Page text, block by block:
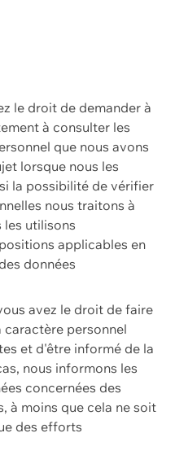
le droit de demander à
à consulter les
que nous avons
lorsque nous les
la possibilité de vérifier
nous traitons à
les utilisons
applicables en
données
avez le droit de faire
personnel
et d'être informé de la
nous informons les
concernées des
à moins que cela ne soit
des efforts